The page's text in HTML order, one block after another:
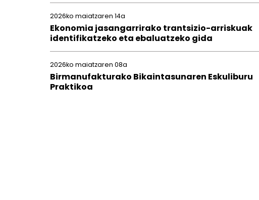
2026ko maiatzaren 14a
Ekonomia jasangarrirako trantsizio-arriskuak
identifikatzeko eta ebaluatzeko gida
2026ko maiatzaren 08a
Birmanufakturako Bikaintasunaren Eskuliburu
Praktikoa